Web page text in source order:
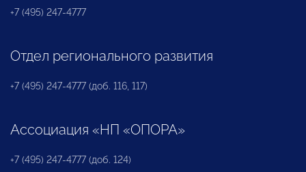
+7 (495) 247-4777
Отдел регионального развития
+7 (495) 247-4777 (доб. 116, 117)
Ассоциация «НП «ОПОРА»
+7 (495) 247-4777 (доб. 124)